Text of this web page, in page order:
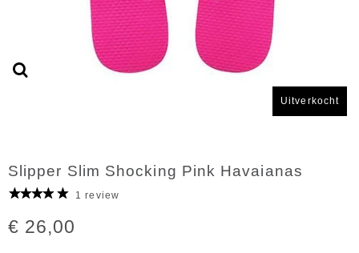
Uitverkocht
Slipper Slim Shocking Pink Havaianas
1 review
€ 26,00